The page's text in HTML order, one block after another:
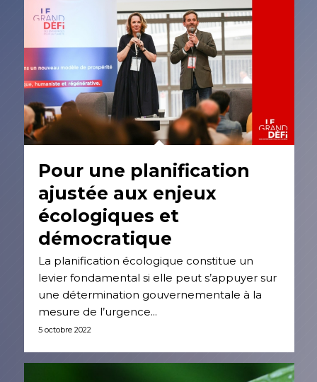
Pour une planification
ajustée aux enjeux
écologiques et
démocratique
La planification écologique constitue un
levier fondamental si elle peut s’appuyer sur
une détermination gouvernementale à la
mesure de l’urgence...
5 octobre 2022